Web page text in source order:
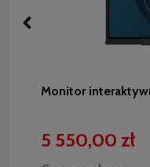
Monitor
5 550,00 zł